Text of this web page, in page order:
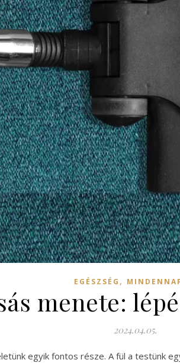
EGÉSZSÉG ,
menete:
2024.04.05.
egyik fontos része. A fül a testünk